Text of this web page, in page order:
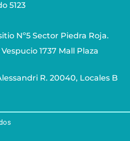
5123
Nº5 Sector Piedra Roja.
1737 Mall Plaza
R. 20040, Locales B